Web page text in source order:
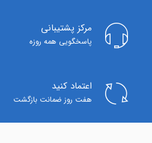
مرکز پشتیبانی
پاسخگویی همه روزه
اعتماد کنید
هفت روز ضمانت بازگشت